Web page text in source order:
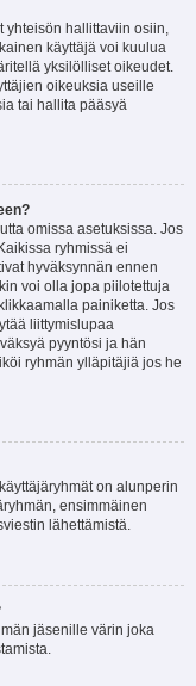
yhteisön hallittaviin osiin,
käyttäjä voi kuulua
yksilölliset oikeudet.
oikeuksia useille
tai hallita pääsyä
omissa asetuksissa. Jos
ryhmissä ei
hyväksynnän ennen
voi olla jopa piilotettuja
painiketta. Jos
liittymislupaa
pyyntösi ja hän
ryhmän ylläpitäjiä jos he
on alunperin
ensimmäinen
lähettämistä.
jäsenille värin joka